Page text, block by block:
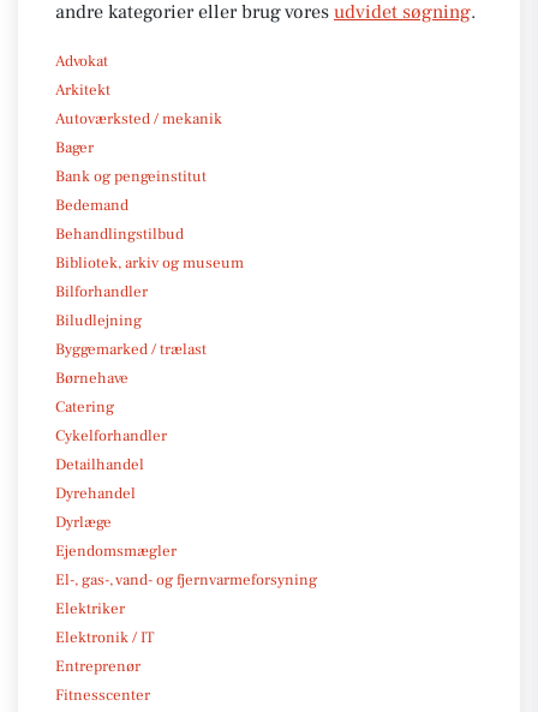
andre kategorier eller brug vores udvidet søgning.
Advokat
Arkitekt
Autoværksted / mekanik
Bager
Bank og pengeinstitut
Bedemand
Behandlingstilbud
Bibliotek, arkiv og museum
Bilforhandler
Biludlejning
Byggemarked / trælast
Børnehave
Catering
Cykelforhandler
Detailhandel
Dyrehandel
Dyrlæge
Ejendomsmægler
El-, gas-, vand- og fjernvarmeforsyning
Elektriker
Elektronik / IT
Entreprenør
Fitnesscenter